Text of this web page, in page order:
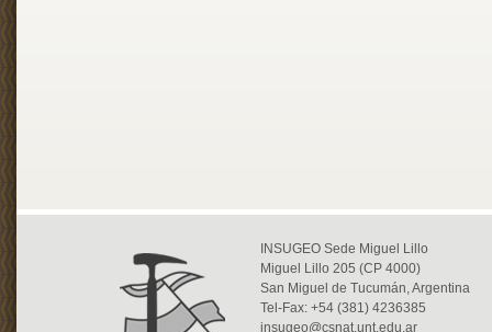
INSUGEO Sede Miguel Lillo
Miguel Lillo 205 (CP 4000)
San Miguel de Tucumán, Argentina
Tel-Fax: +54 (381) 4236385
insugeo@csnat.unt.edu.ar